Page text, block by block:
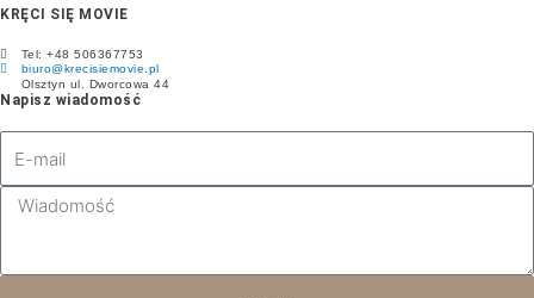
KRĘCI SIĘ MOVIE
Tel: +48 506367753
biuro@krecisiemovie.pl
Olsztyn ul. Dworcowa 44
Napisz wiadomość